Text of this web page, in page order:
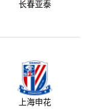
长春亚泰
上海申花